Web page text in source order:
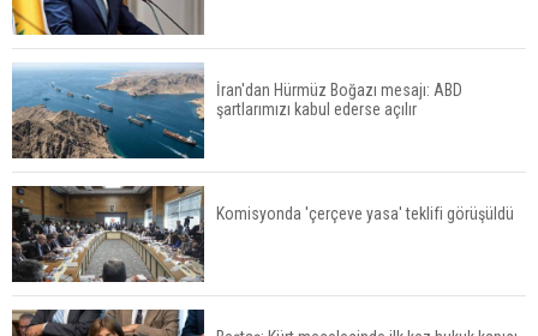
İran'dan Hürmüz Boğazı mesajı: ABD
şartlarımızı kabul ederse açılır
Komisyonda 'çerçeve yasa' teklifi görüşüldü